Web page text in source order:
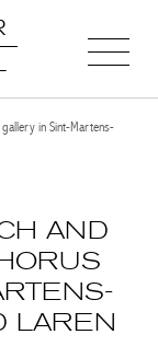
in Sint-Martens-
AND
LAREN